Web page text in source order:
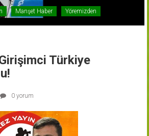
Manşet Haber Yöremizden
Türkiye
0 yorum